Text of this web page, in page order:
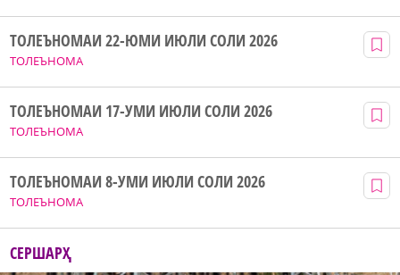
ТОЛЕЪНОМА
ТОЛЕЪНОМАИ 22-ЮМИ ИЮЛИ СОЛИ 2026
ТОЛЕЪНОМА
ТОЛЕЪНОМАИ 17-УМИ ИЮЛИ СОЛИ 2026
ТОЛЕЪНОМА
ТОЛЕЪНОМАИ 8-УМИ ИЮЛИ СОЛИ 2026
СЕРШАРҲ